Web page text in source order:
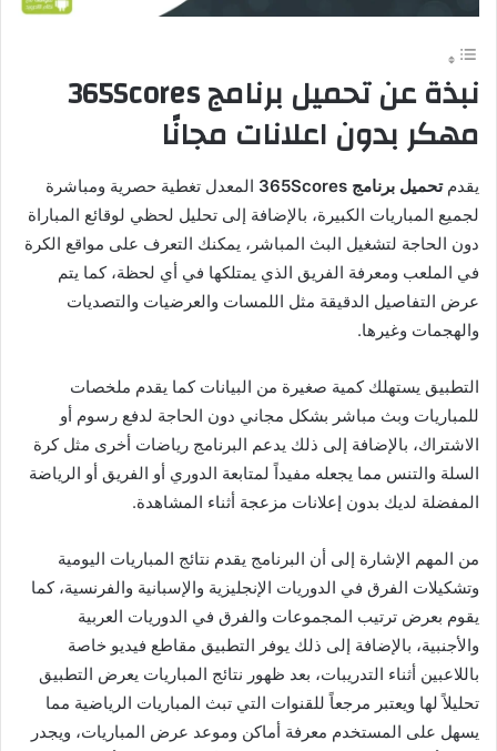
نبذة عن تحميل برنامج 365Scores
مهكر بدون اعلانات مجانًا
يقدمتحميل برنامج 365Scores
المعدل تغطية حصرية ومباشرة
لجميع المباريات الكبيرة، بالإضافة إلى تحليل لحظي لوقائع المباراة
دون الحاجة لتشغيل البث المباشر، يمكنك التعرف على مواقع الكرة
في الملعب ومعرفة الفريق الذي يمتلكها في أي لحظة، كما يتم
عرض التفاصيل الدقيقة مثل اللمسات والعرضيات والتصديات
والهجمات وغيرها.
التطبيق يستهلك كمية صغيرة من البيانات كما يقدم ملخصات
للمباريات وبث مباشر بشكل مجاني دون الحاجة لدفع رسوم أو
الاشتراك، بالإضافة إلى ذلك يدعم البرنامج رياضات أخرى مثل كرة
السلة والتنس مما يجعله مفيداً لمتابعة الدوري أو الفريق أو الرياضة
المفضلة لديك بدون إعلانات مزعجة أثناء المشاهدة.
من المهم الإشارة إلى أن البرنامج يقدم نتائج المباريات اليومية
وتشكيلات الفرق في الدوريات الإنجليزية والإسبانية والفرنسية، كما
يقوم بعرض ترتيب المجموعات والفرق في الدوريات العربية
والأجنبية، بالإضافة إلى ذلك يوفر التطبيق مقاطع فيديو خاصة
باللاعبين أثناء التدريبات، بعد ظهور نتائج المباريات يعرض التطبيق
تحليلاً لها ويعتبر مرجعاً للقنوات التي تبث المباريات الرياضية مما
يسهل على المستخدم معرفة أماكن وموعد عرض المباريات، ويجدر